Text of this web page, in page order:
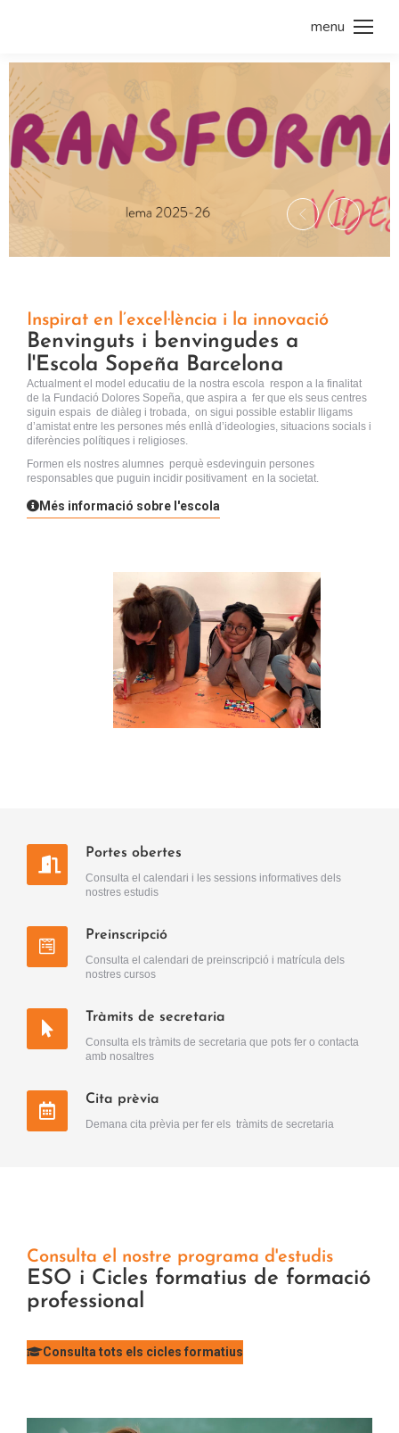
menu
Inspirat en l’excel·lència i la innovació
Benvinguts i benvingudes a
l'Escola Sopeña Barcelona
Actualment el model educatiu de la nostra escola respon a la finalitat
de la Fundació Dolores Sopeña, que aspira a fer que els seus centres
siguin espais de diàleg i trobada, on sigui possible establir lligams
d’amistat entre les persones més enllà d’ideologies, situacions socials i
diferències polítiques i religioses.
Formen els nostres alumnes perquè esdevinguin persones
responsables que puguin incidir positivament en la societat.
Més informació sobre l'escola
Portes obertes
Consulta el calendari i les sessions informatives dels
nostres estudis
Preinscripció
Consulta el calendari de preinscripció i matrícula dels
nostres cursos
Tràmits de secretaria
Consulta els tràmits de secretaria que pots fer o contacta
amb nosaltres
Cita prèvia
Demana cita prèvia per fer els tràmits de secretaria
Consulta el nostre programa d'estudis
ESO i Cicles formatius de formació
professional
Consulta tots els cicles formatius